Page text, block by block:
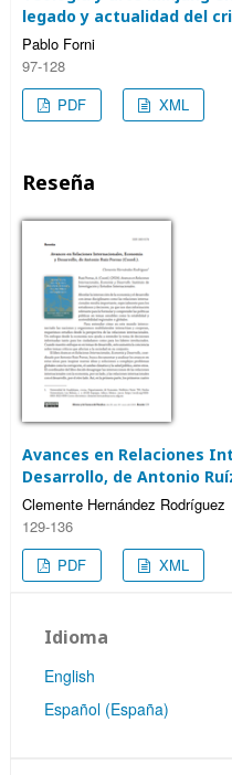
legado y actualidad del
Pablo Forni
97-128
PDF
XML
Reseña
Avances en Relaciones
Desarrollo, de Antonio
Clemente Hernández Rodríguez
129-136
PDF
XML
Idioma
English
Español (España)